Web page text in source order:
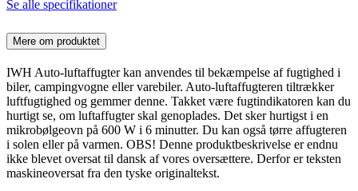
Se alle specifikationer
Mere om produktet
IWH Auto-luftaffugter kan anvendes til bekæmpelse af fugtighed i
biler, campingvogne eller varebiler. Auto-luftaffugteren tiltrækker
luftfugtighed og gemmer denne. Takket være fugtindikatoren kan du
hurtigt se, om luftaffugter skal genoplades. Det sker hurtigst i en
mikrobølgeovn på 600 W i 6 minutter. Du kan også tørre affugteren
i solen eller på varmen. OBS! Denne produktbeskrivelse er endnu
ikke blevet oversat til dansk af vores oversættere. Derfor er teksten
maskineoversat fra den tyske originaltekst.